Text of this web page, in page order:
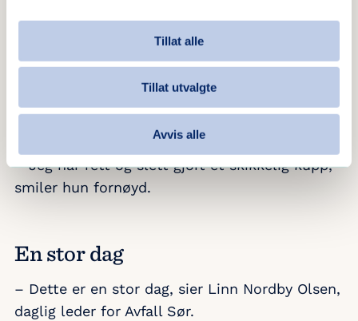
Tillat alle
Tillat utvalgte
Avvis alle
– Jeg har rett og slett gjort et skikkelig kupp,
smiler hun fornøyd.
En stor dag
– Dette er en stor dag, sier Linn Nordby Olsen,
daglig leder for Avfall Sør.